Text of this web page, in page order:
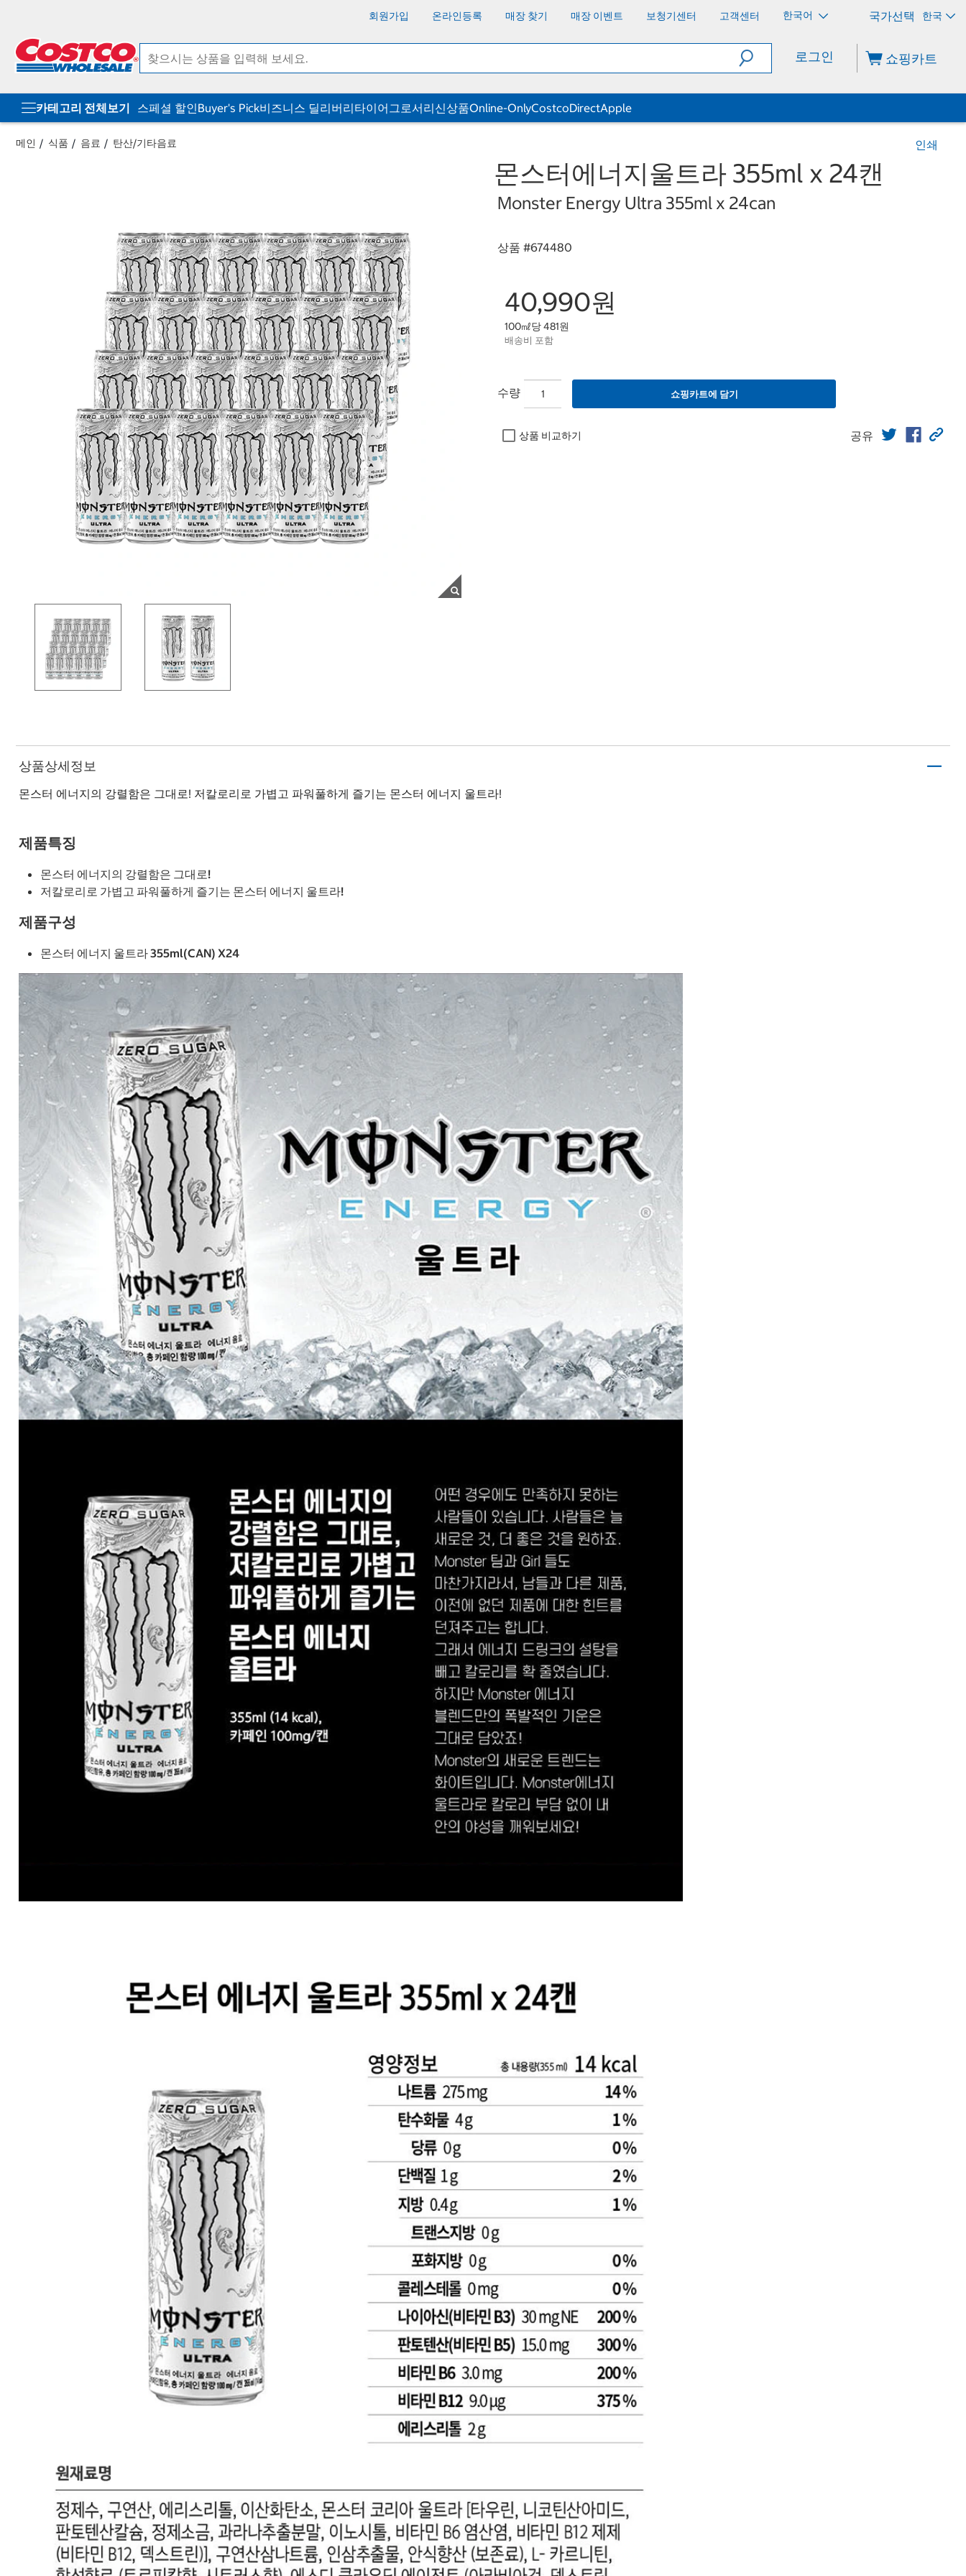
회원가입 온라인등록 매장 찾기 매장 이벤트 보청기센터 고객센터 한국어 한국
로그인 쇼핑카트
카테고리 전체보기 스페셜 할인Buyer's Pick비즈니스 딜리버리타이어그로서리신상품Online-OnlyCostcoDirectApple
메인 식품 음료 탄산/기타음료 인쇄
몬스터에너지울트라 355ml x 24캔
Monster Energy Ultra 355ml x 24can
상품 #674480
40,990원
100㎖당 481원
배송비 포함
수량 쇼핑카트에 담기
상품 비교하기 공유
상품상세정보
몬스터 에너지의 강렬함은 그대로! 저칼로리로 가볍고 파워풀하게 즐기는 몬스터 에너지 울트라!
제품특징
몬스터 에너지의 강렬함은 그대로!
저칼로리로 가볍고 파워풀하게 즐기는 몬스터 에너지 울트라!
제품구성
몬스터 에너지 울트라 355ml(CAN) X24